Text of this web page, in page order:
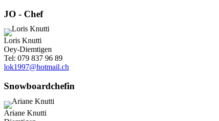
JO - Chef
Loris Knutti
Oey-Diemtigen
Tel: 079 837 96 89
lok1997@hotmail.ch
Snowboardchefin
Ariane Knutti